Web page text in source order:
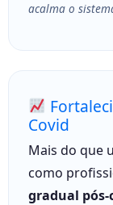
acalma o
Covid
Mais do que
como
gradual pós-